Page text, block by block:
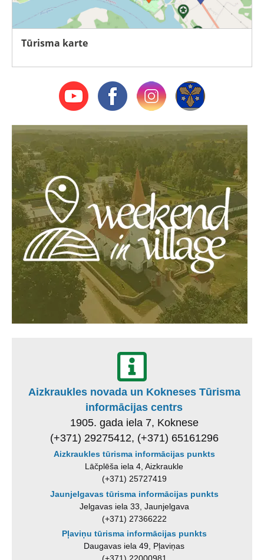
Tūrisma karte
Aizkraukles novada un Kokneses Tūrisma
informācijas centrs
1905. gada iela 7, Koknese
(+371) 29275412, (+371) 65161296
Aizkraukles tūrisma informācijas punkts
Lāčplēša iela 4, Aizkraukle
(+371) 25727419
Jaunjelgavas tūrisma informācijas punkts
Jelgavas iela 33, Jaunjelgava
(+371) 27366222
Pļaviņu tūrisma informācijas punkts
Daugavas iela 49, Pļaviņas